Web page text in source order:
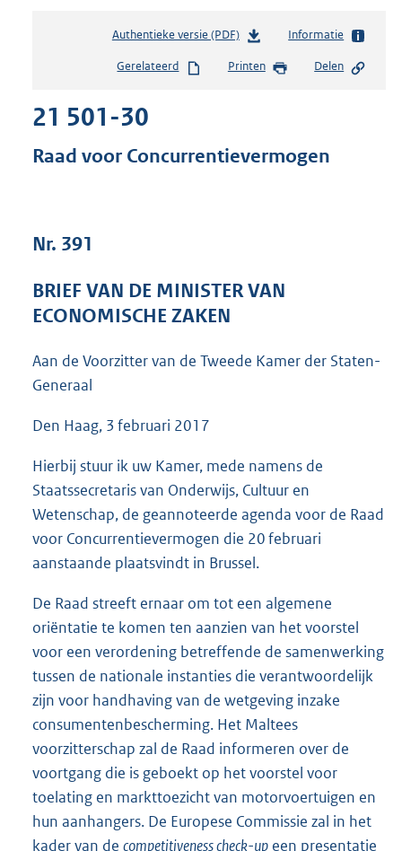
Authentieke versie (PDF)b
s
s
e
6
Informatie
Gerelateerd Printen Delen
21 501-30
Raad voor Concurrentievermogen
Nr. 391
BRIEF VAN DE MINISTER VAN
ECONOMISCHE ZAKEN
Aan de Voorzitter van de Tweede Kamer der Staten-
Generaal
Den Haag, 3 februari 2017
Hierbij stuur ik uw Kamer, mede namens de
Staatssecretaris van Onderwijs, Cultuur en
Wetenschap, de geannoteerde agenda voor de Raad
voor Concurrentievermogen die 20 februari
aanstaande plaatsvindt in Brussel.
De Raad streeft ernaar om tot een algemene
oriëntatie te komen ten aanzien van het voorstel
voor een verordening betreffende de samenwerking
tussen de nationale instanties die verantwoordelijk
zijn voor handhaving van de wetgeving inzake
consumentenbescherming. Het Maltees
voorzitterschap zal de Raad informeren over de
voortgang die is geboekt op het voorstel voor
toelating en markttoezicht van motorvoertuigen en
hun aanhangers. De Europese Commissie zal in het
kader van de competitiveness check-up een presentatie